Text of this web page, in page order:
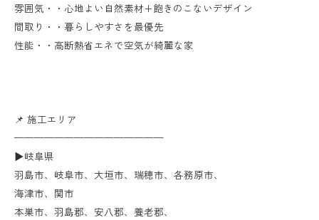
雰囲気・・心地よい自然素材+飽きのこないデザイン
間取り・・暮らしやすさを最優先
性能・・高断熱省エネで空気が綺麗な家
📌 施工エリア
———————————————
▶︎岐阜県
羽島市、岐阜市、大垣市、瑞穂市、各務原市、
海津市、関市
本巣市、羽島郡、安八郡、養老郡、